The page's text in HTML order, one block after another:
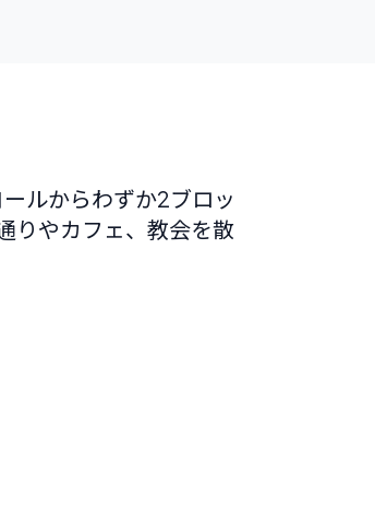
ルからわずか2ブロッ
りやカフェ、教会を散